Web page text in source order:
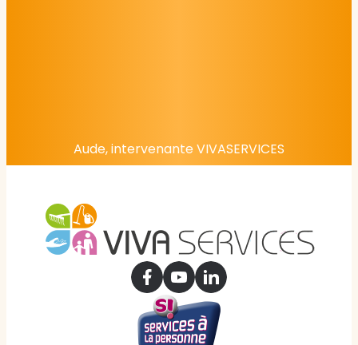
Aude, intervenante VIVASERVICES